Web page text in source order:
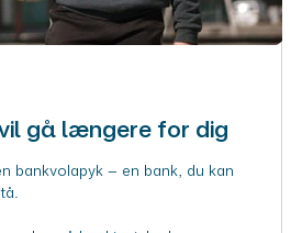
gå længere for dig
bankvolapyk – en bank, du kan